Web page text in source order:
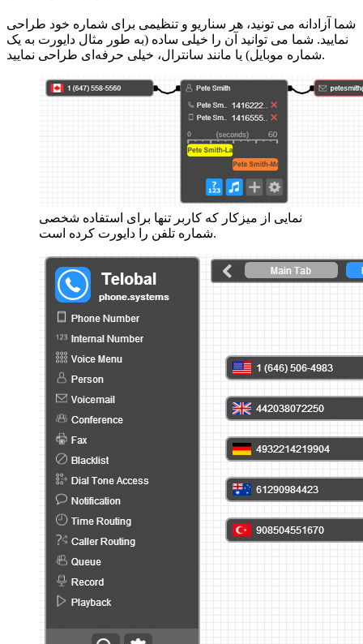
شما آزادانه می تونید، هر سناریو و تنظیمی برای شماره خود طراحی
نمایید. شما می توانید آن را خیلی ساده (به طور مثال دایورت به یک
شماره موبایل) یا مانند سانترال، خیلی حرفه‌ای طراحی نمایید.
نمایی از میزکار که کاربر تنها برای استفاده شخصی
شماره تلفن را دایورت کرده است.